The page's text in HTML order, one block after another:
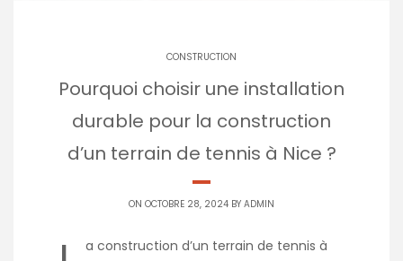
CONSTRUCTION
Pourquoi choisir une installation
durable pour la construction
d’un terrain de tennis à Nice ?
ON OCTOBRE 28, 2024 BY ADMIN
a construction d’un terrain de tennis à